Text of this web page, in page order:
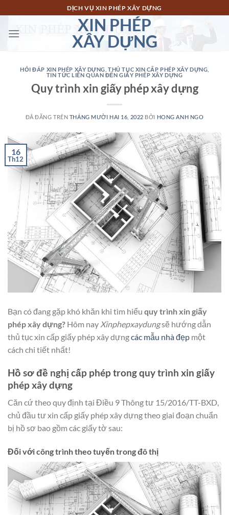
đến
nội
DỊCH VỤ XIN PHÉP XÂY DỰNG
XIN PHÉP
XÂY DỰNG
HỎI ĐÁP XIN PHÉP XÂY DỰNG ,THỦ TỤC XIN CẤP PHÉP XÂY DỰNG
TIN TỨC LIÊN QUAN ĐẾN GIẤY PHÉP XÂY DỰNG
Quy trình xin giấy phép xây dựng
ĐÃ ĐĂNG TRÊN THÁNG MƯỜI HAI 16, 2022 BỞI HONG ANH NGO
16
Th12
Bạn có đang gặp khó khăn khi tìm hiểu quy trình xin giấy
phép xây dựng? Hôm nay Xinphepxaydungsẽ hướng dẫn
thủ tục xin cấp giấy phép xây dựngcác mẫu nhà đẹp một
cách chi tiết nhất!
Hồ sơ đề nghị cấp phép trong quy trình xin giấy
phép xây dựng
Căn cứ theo quy định tại Điều 9 Thông tư 15/2016/TT-BXD,
chủ đầu tư xin cấp giấy phép xây dựng theo giai đoạn chuẩn
bị hồ sơ bao gồm các giấy tờ sau:
Đối với công trình theo tuyến trong đô thị